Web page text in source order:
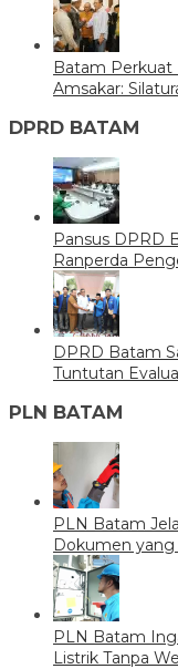
Batam Perkuat
Amsakar:
DPRD BATAM
Pansus DPRD
Ranperda
DPRD Batam
Tuntutan
PLN BATAM
PLN Batam
Dokumen
PLN Batam
Listrik Tanpa